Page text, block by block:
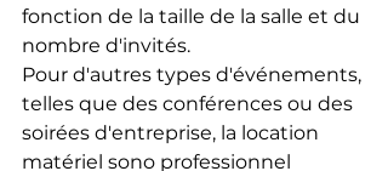
fonction de la taille de la salle et du
nombre d'invités.
Pour d'autres types d'événements,
telles que des conférences ou des
soirées d'entreprise, la location
matériel sono professionnel